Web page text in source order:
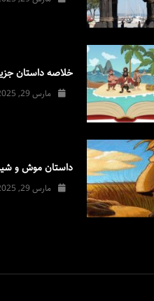
خلاصه داستان
مارس 29, 2025
داستان موش و
مارس 29, 2025